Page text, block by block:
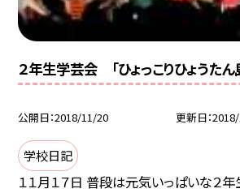
２年生学芸会 「ひょっこりひょうたん
公開日 2018/11/20 更新日
学校日記
１１月１７日 普段は元気いっぱいな２